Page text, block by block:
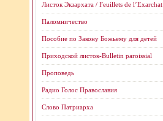
Листок Экзархата / Feuillets de l’Еxarchat
Паломничество
Пособие по Закону Божьему для детей
Приходской листок-Bulletin paroissial
Проповедь
Радио Голос Православия
Слово Патриарха